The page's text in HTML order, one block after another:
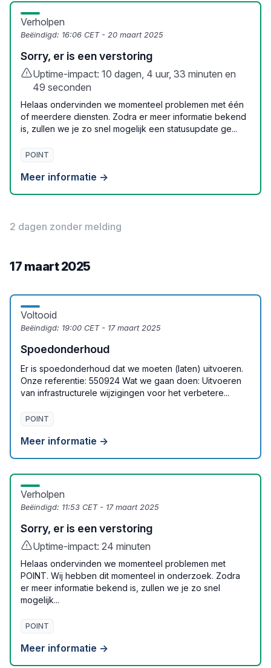
Verholpen
Beëindigd: 16:06 CET - 20 maart 2025
Sorry, er is een verstoring
Uptime-impact: 10 dagen, 4 uur, 33 minuten en
49 seconden
Helaas ondervinden we momenteel problemen met één
of meerdere diensten. Zodra er meer informatie bekend
is, zullen we je zo snel mogelijk een statusupdate ge...
POINT
Meer informatie →
2 dagen zonder melding
17 maart 2025
Voltooid
Beëindigd: 19:00 CET - 17 maart 2025
Spoedonderhoud
Er is spoedonderhoud dat we moeten (laten) uitvoeren.
Onze referentie: 550924 Wat we gaan doen: Uitvoeren
van infrastructurele wijzigingen voor het verbetere...
POINT
Meer informatie →
Verholpen
Beëindigd: 11:53 CET - 17 maart 2025
Sorry, er is een verstoring
Uptime-impact: 24 minuten
Helaas ondervinden we momenteel problemen met
POINT. Wij hebben dit momenteel in onderzoek. Zodra
er meer informatie bekend is, zullen we je zo snel
mogelijk...
POINT
Meer informatie →